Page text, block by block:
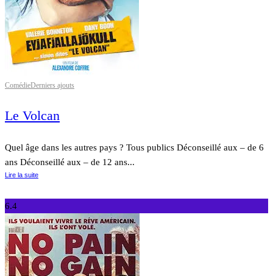
ComédieDerniers ajouts
Le Volcan
Quel âge dans les autres pays ? Tous publics Déconseillé aux – de 6
ans Déconseillé aux – de 12 ans...
Lire la suite
6.4